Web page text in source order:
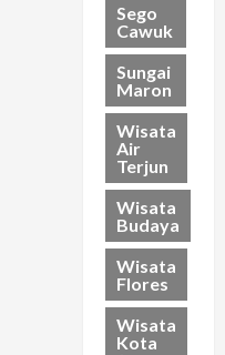
Sego
Cawuk
Sungai
Maron
Wisata
Air
Terjun
Wisata
Budaya
Wisata
Flores
Wisata
Kota